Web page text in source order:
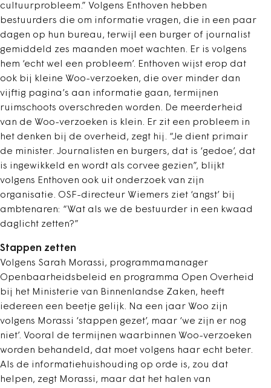
cultuurprobleem.” Volgens Enthoven hebben
bestuurders die om informatie vragen, die in een paar
dagen op hun bureau, terwijl een burger of journalist
gemiddeld zes maanden moet wachten. Er is volgens
hem ‘echt wel een probleem’. Enthoven wijst erop dat
ook bij kleine Woo-verzoeken, die over minder dan
vijftig pagina’s aan informatie gaan, termijnen
ruimschoots overschreden worden. De meerderheid
van de Woo-verzoeken is klein. Er zit een probleem in
het denken bij de overheid, zegt hij. “Je dient primair
de minister. Journalisten en burgers, dat is ‘gedoe’, dat
is ingewikkeld en wordt als corvee gezien”, blijkt
volgens Enthoven ook uit onderzoek van zijn
organisatie. OSF-directeur Wiemers ziet ‘angst’ bij
ambtenaren: “Wat als we de bestuurder in een kwaad
daglicht zetten?”
Stappen zetten
Volgens Sarah Morassi, programmamanager
Openbaarheidsbeleid en programma Open Overheid
bij het Ministerie van Binnenlandse Zaken, heeft
iedereen een beetje gelijk. Na een jaar Woo zijn
volgens Morassi ‘stappen gezet’, maar ‘we zijn er nog
niet’. Vooral de termijnen waarbinnen Woo-verzoeken
worden behandeld, dat moet volgens haar echt beter.
Als de informatiehuishouding op orde is, zou dat
helpen, zegt Morassi, maar dat het halen van